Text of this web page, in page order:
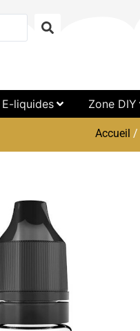
liquides Zone DIY
Accueil /